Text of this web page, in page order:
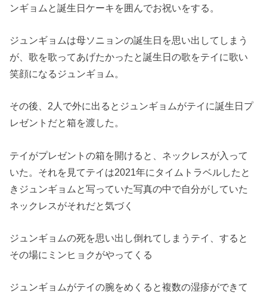
ンギョムと誕生日ケーキを囲んでお祝いをする。
ジュンギョムは母ソニョンの誕生日を思い出してしまう
が、歌を歌ってあげたかったと誕生日の歌をテイに歌い
笑顔になるジュ ンギョム。
その後、 2人で外に出るとジュンギョムがテイに誕生日プ
レゼントだと箱を渡した。
テイがプレゼントの箱を開けると、ネックレスが入って
いた。 それを見てテイは2021年にタイムトラベルしたと
きジュンギョ ムと写っていた写真の中で自分がしていた
ネックレスがそれだと気づく
ジュンギョムの死を思い出し倒れてしまうテイ、すると
その場にミンヒョクがやってくる
ジュンギョムがテイの腕をめくると複数の湿疹ができて